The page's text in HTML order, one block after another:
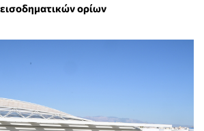
ορίων